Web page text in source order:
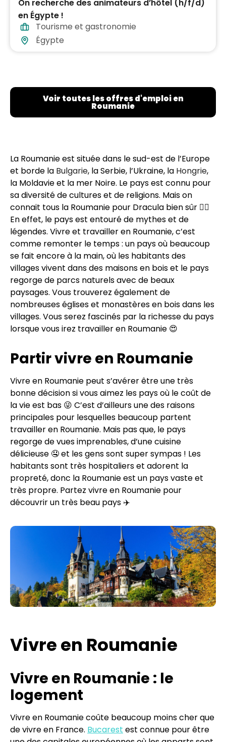
On recherche des animateurs d’hôtel (h/f/d)
en Égypte !
Tourisme et gastronomie
Égypte
Voir toutes les offres d'emploi en
Roumanie
La Roumanie est située dans le sud-est de l’Europe
et borde la Bulgarie, la Serbie, l’Ukraine, la Hongrie,
la Moldavie et la mer Noire. Le pays est connu pour
sa diversité de cultures et de religions. Mais on
connait tous la Roumanie pour Dracula bien sûr 🧛‍♀️
En effet, le pays est entouré de mythes et de
légendes. Vivre et travailler en Roumanie, c’est
comme remonter le temps : un pays où beaucoup
se fait encore à la main, où les habitants des
villages vivent dans des maisons en bois et le pays
regorge de parcs naturels avec de beaux
paysages. Vous trouverez également de
nombreuses églises et monastères en bois dans les
villages. Vous serez fascinés par la richesse du pays
lorsque vous irez travailler en Roumanie 😍
Partir vivre en Roumanie
Vivre en Roumanie peut s’avérer être une très
bonne décision si vous aimez les pays où le coût de
la vie est bas 😜 C’est d’ailleurs une des raisons
principales pour lesquelles beaucoup partent
travailler en Roumanie. Mais pas que, le pays
regorge de vues imprenables, d’une cuisine
délicieuse 🤤 et les gens sont super sympas ! Les
habitants sont très hospitaliers et adorent la
propreté, donc la Roumanie est un pays vaste et
très propre. Partez vivre en Roumanie pour
découvrir un très beau pays ✈️
Vivre en Roumanie
Vivre en Roumanie : le
logement
Vivre en Roumanie coûte beaucoup moins cher que
de vivre en France. Bucarest est connue pour être